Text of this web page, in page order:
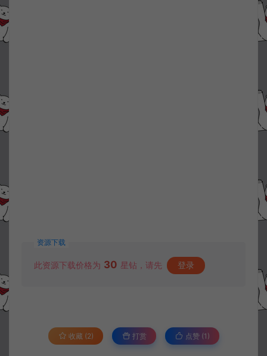
资源下载
此资源下载价格为 30 星钻，请先 登录
收藏 (2) 打赏 点赞 (1 )